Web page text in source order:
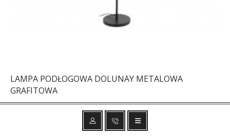
LAMPA PODŁOGOWA DOLUNAY METALOWA
GRAFITOWA
636,94 zł -16%